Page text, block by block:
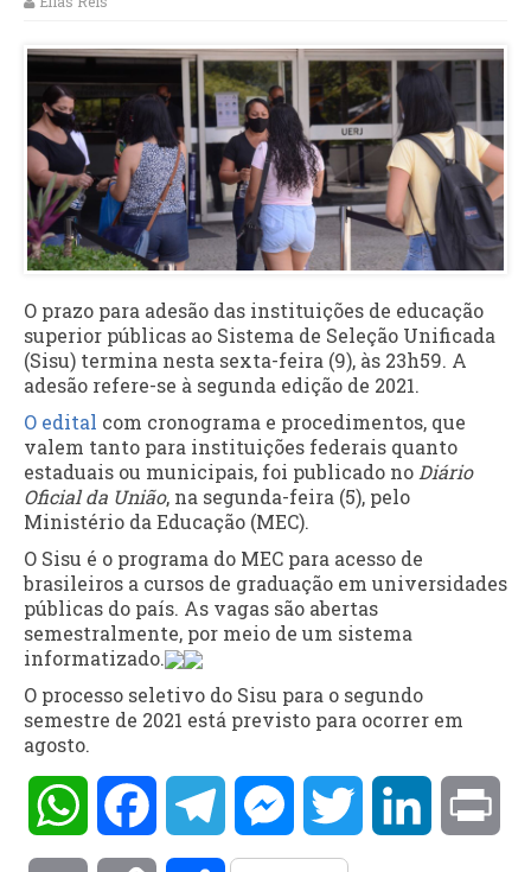
O prazo para adesão das instituições de educação
superior públicas ao Sistema de Seleção Unificada
(Sisu) termina nesta sexta-feira (9), às 23h59. A
adesão refere-se à segunda edição de 2021.
O edital com cronograma e procedimentos, que
valem tanto para instituições federais quanto
estaduais ou municipais, foi publicado no Diário
Oficial da União, na segunda-feira (5), pelo
Ministério da Educação (MEC).
O Sisu é o programa do MEC para acesso de
brasileiros a cursos de graduação em universidades
públicas do país. As vagas são abertas
semestralmente, por meio de um sistema
informatizado.
O processo seletivo do Sisu para o segundo
semestre de 2021 está previsto para ocorrer em
agosto.
WhatsAppFacebookTelegramMessengerTwitter LinkedIn